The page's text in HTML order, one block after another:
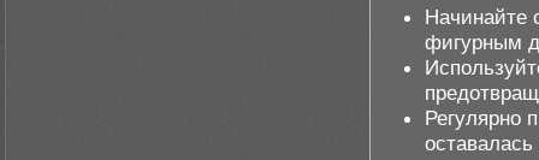
Начинайте
фигурным
Регулярно